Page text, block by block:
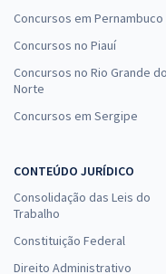
Concursos em Pernambuco
Concursos no Piauí
Concursos no Rio Grande do
Norte
Concursos em Sergipe
CONTEÚDO JURÍDICO
Consolidação das Leis do
Trabalho
Constituição Federal
Direito Administrativo